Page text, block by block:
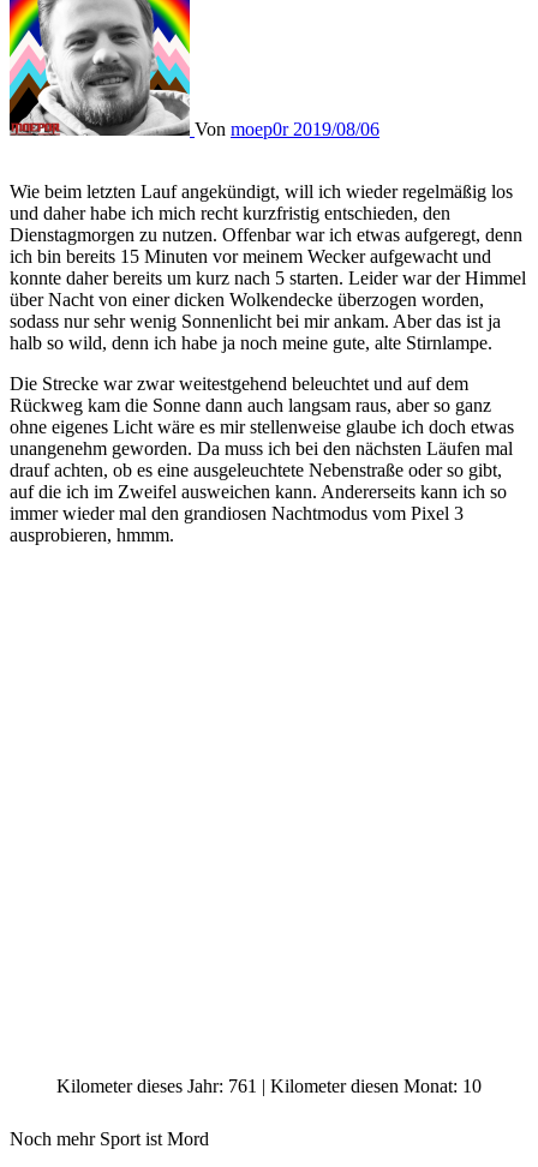
Von moep0r 2019/08/06
Wie beim letzten Lauf angekündigt, will ich wieder regelmäßig los
und daher habe ich mich recht kurzfristig entschieden, den
Dienstagmorgen zu nutzen. Offenbar war ich etwas aufgeregt, denn
ich bin bereits 15 Minuten vor meinem Wecker aufgewacht und
konnte daher bereits um kurz nach 5 starten. Leider war der Himmel
über Nacht von einer dicken Wolkendecke überzogen worden,
sodass nur sehr wenig Sonnenlicht bei mir ankam. Aber das ist ja
halb so wild, denn ich habe ja noch meine gute, alte Stirnlampe.
Die Strecke war zwar weitestgehend beleuchtet und auf dem
Rückweg kam die Sonne dann auch langsam raus, aber so ganz
ohne eigenes Licht wäre es mir stellenweise glaube ich doch etwas
unangenehm geworden. Da muss ich bei den nächsten Läufen mal
drauf achten, ob es eine ausgeleuchtete Nebenstraße oder so gibt,
auf die ich im Zweifel ausweichen kann. Andererseits kann ich so
immer wieder mal den grandiosen Nachtmodus vom Pixel 3
ausprobieren, hmmm.
Kilometer dieses Jahr: 761 | Kilometer diesen Monat: 10
Noch mehr Sport ist Mord